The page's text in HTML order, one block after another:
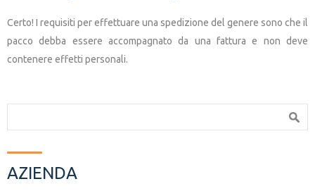
Certo! I requisiti per effettuare una spedizione del genere sono che il
pacco debba essere accompagnato da una fattura e non deve
contenere effetti personali.
AZIENDA